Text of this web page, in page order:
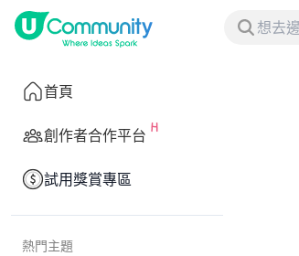
首頁
創作者合作平台
試用獎賞專區
熱門主題